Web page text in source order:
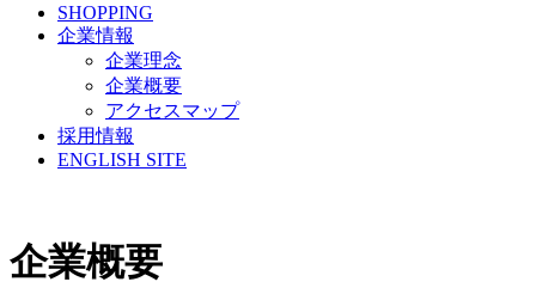
SHOPPING
企業情報
企業理念
企業概要
アクセスマップ
採用情報
ENGLISH SITE
企業概要